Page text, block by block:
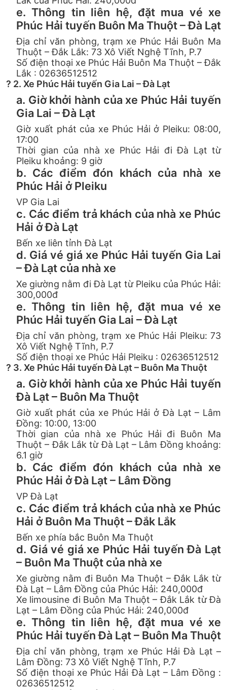
e. Thông tin liên hệ, đặt mua vé xe
Phúc Hải tuyến Buôn Ma Thuột – Đà Lạt
Địa chỉ văn phòng, trạm xe Phúc Hải Buôn Ma
Thuột – Đắk Lắk: 73 Xô Viết Nghệ Tĩnh, P.7
Số điện thoại xe Phúc Hải Buôn Ma Thuột – Đắk
Lắk : 02636512512
? 2. Xe Phúc Hải tuyến Gia Lai – Đà Lạt
a. Giờ khởi hành của xe Phúc Hải tuyến
Gia Lai – Đà Lạt
Giờ xuất phát của xe Phúc Hải ở Pleiku: 08:00,
17:00
Thời gian của nhà xe Phúc Hải đi Đà Lạt từ
Pleiku khoảng: 9 giờ
b. Các điểm đón khách của nhà xe
Phúc Hải ở Pleiku
VP Gia Lai
c. Các điểm trả khách của nhà xe Phúc
Hải ở Đà Lạt
Bến xe liên tỉnh Đà Lạt
d. Giá vé giá xe Phúc Hải tuyến Gia Lai
– Đà Lạt của nhà xe
Xe giường nằm đi Đà Lạt từ Pleiku của Phúc Hải:
300,000đ
e. Thông tin liên hệ, đặt mua vé xe
Phúc Hải tuyến Gia Lai – Đà Lạt
Địa chỉ văn phòng, trạm xe Phúc Hải Pleiku: 73
Xô Viết Nghệ Tĩnh, P.7
Số điện thoại xe Phúc Hải Pleiku : 02636512512
? 3. Xe Phúc Hải tuyến Đà Lạt – Buôn Ma Thuột
a. Giờ khởi hành của xe Phúc Hải tuyến
Đà Lạt – Buôn Ma Thuột
Giờ xuất phát của xe Phúc Hải ở Đà Lạt – Lâm
Đồng: 10:00, 13:00
Thời gian của nhà xe Phúc Hải đi Buôn Ma
Thuột – Đắk Lắk từ Đà Lạt – Lâm Đồng khoảng:
6.1 giờ
b. Các điểm đón khách của nhà xe
Phúc Hải ở Đà Lạt – Lâm Đồng
VP Đà Lạt
c. Các điểm trả khách của nhà xe Phúc
Hải ở Buôn Ma Thuột – Đắk Lắk
Bến xe phía bắc Buôn Ma Thuột
d. Giá vé giá xe Phúc Hải tuyến Đà Lạt
– Buôn Ma Thuột của nhà xe
Xe giường nằm đi Buôn Ma Thuột – Đắk Lắk từ
Đà Lạt – Lâm Đồng của Phúc Hải: 240,000đ
Xe limousine đi Buôn Ma Thuột – Đắk Lắk từ Đà
Lạt – Lâm Đồng của Phúc Hải: 240,000đ
e. Thông tin liên hệ, đặt mua vé xe
Phúc Hải tuyến Đà Lạt – Buôn Ma Thuột
Địa chỉ văn phòng, trạm xe Phúc Hải Đà Lạt –
Lâm Đồng: 73 Xô Viết Nghệ Tĩnh, P.7
Số điện thoại xe Phúc Hải Đà Lạt – Lâm Đồng :
02636512512